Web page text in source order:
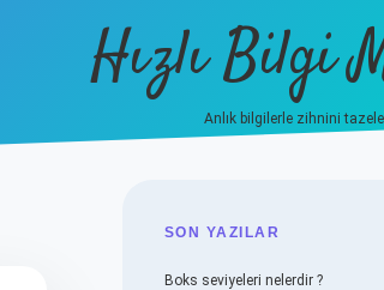
Hızlı Bilgi
Anlık bilgilerle zihnini
SIDEBAR
SON YAZILAR
Boks seviyeleri nelerdir ?